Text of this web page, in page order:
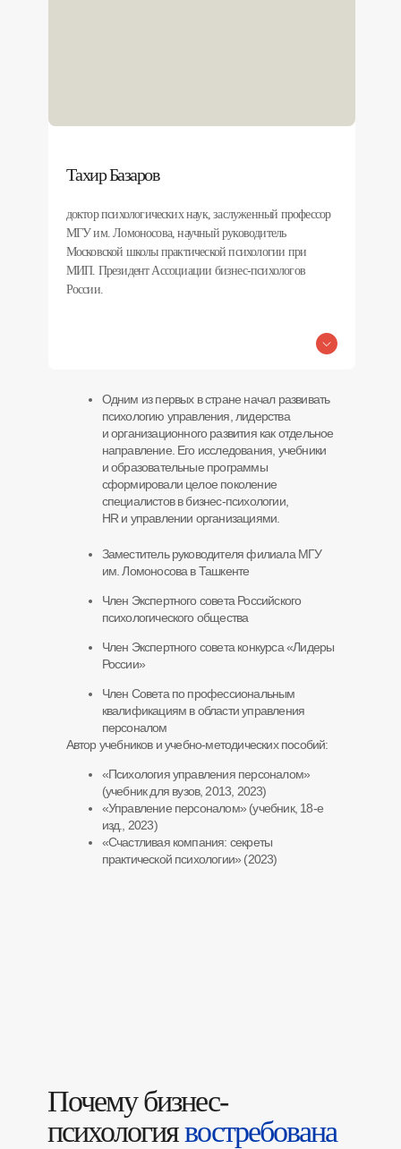
Тахир Базаров
доктор психологических наук, заслуженный профессор
МГУ им. Ломоносова, научный руководитель
Московской школы практической психологии при
МИП. Президент Ассоциации бизнес-психологов
России.
Одним из первых в стране начал развивать
психологию управления, лидерства
и организационного развития как отдельное
направление. Его исследования, учебники
и образовательные программы
сформировали целое поколение
специалистов в бизнес-психологии,
HR и управлении организациями.
Заместитель руководителя филиала МГУ
им. Ломоносова в Ташкенте
Член Экспертного совета Российского
психологического общества
Член Экспертного совета конкурса «Лидеры
России»
Член Совета по профессиональным
квалификациям в области управления
персоналом
Автор учебников и учебно-методических пособий:
«Психология управления персоналом»
(учебник для вузов, 2013, 2023)
«Управление персоналом» (учебник, 18-е
изд., 2023)
«Счастливая компания: секреты
практической психологии» (2023)
Почему бизнес-
психологиявостребована